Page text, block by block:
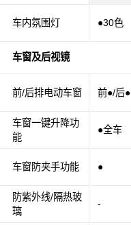
车内氛围灯
车窗及后视镜
前/后排电动车窗
车窗一键升降功
能
车窗防夹手功能
防紫外线/隔热玻
璃
●30色
前●/后●
●全车
●
-